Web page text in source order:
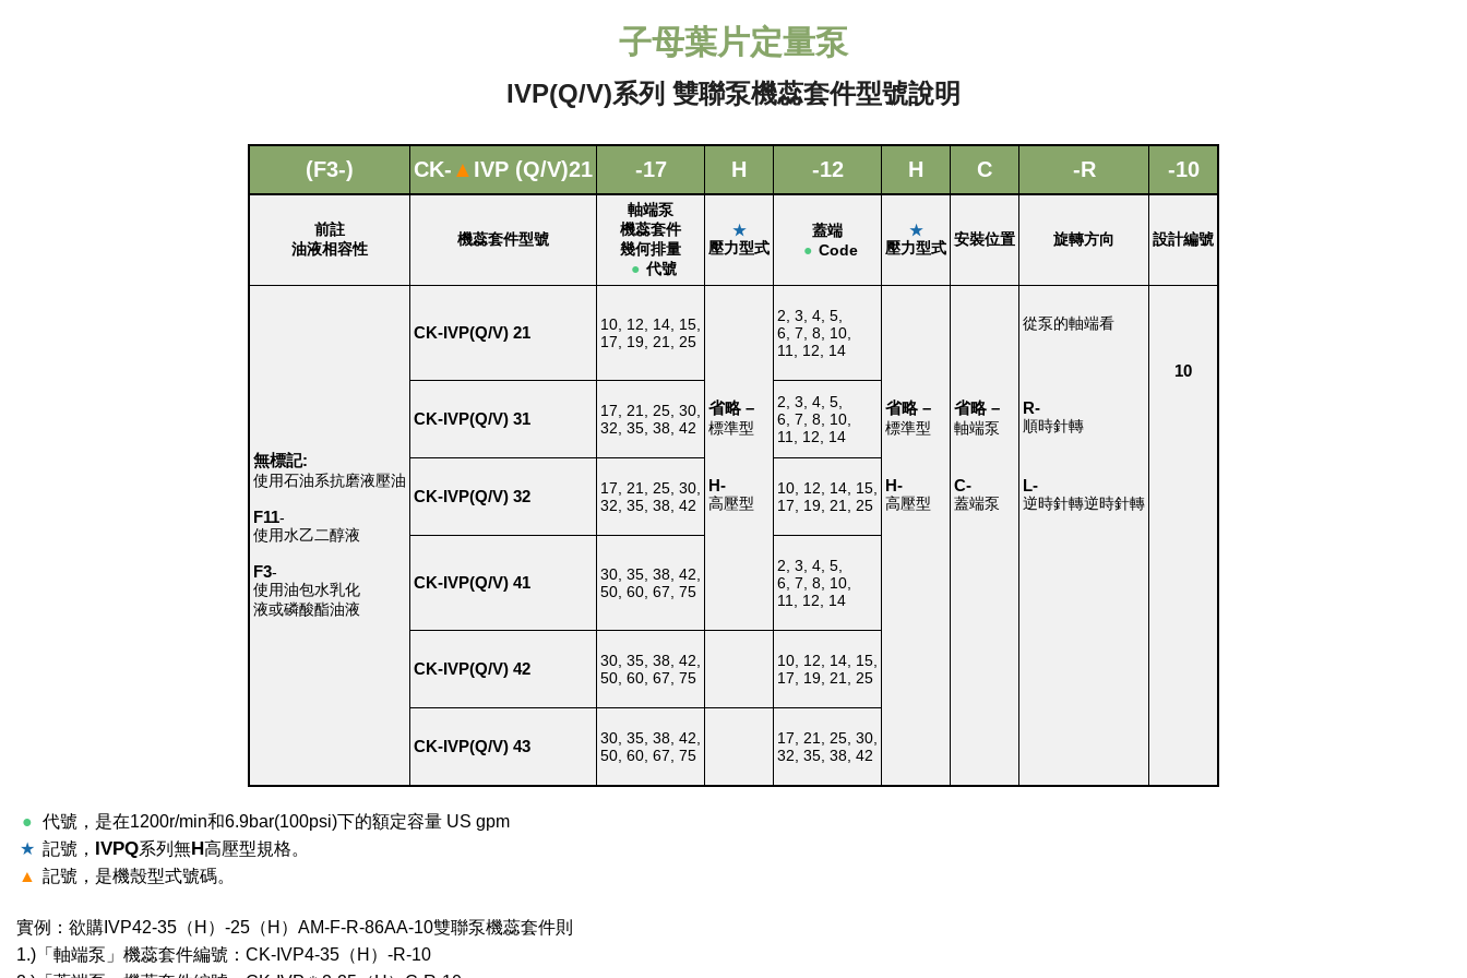
子母葉片定量泵
IVP(Q/V)系列 雙聯泵機蕊套件型號說明
(F3-) CK- ▲ IVP (Q/V)21 -17 H -12 H C -R -10
前註
油液相容性
機蕊套件型號
軸端泵
機蕊套件
幾何排量
● 代號
★
壓力型式
蓋端
● Code
★
壓力型式 安裝位置 旋轉方向 設計編號
無標記:
使用石油系抗磨液壓油
F11-
使用水乙二醇液
F3-
使用油包水乳化
液或磷酸酯油液
CK-IVP(Q/V) 21
10, 12, 14, 15,
17, 19, 21, 25
2, 3, 4, 5,
6, 7, 8, 10,
11, 12, 14
從泵的軸端看
10
CK-IVP(Q/V) 31
17, 21, 25, 30,
32, 35, 38, 42
省略 –
標準型
2, 3, 4, 5,
6, 7, 8, 10,
11, 12, 14
省略 –
標準型
省略 –
軸端泵
R-
順時針轉
CK-IVP(Q/V) 32
17, 21, 25, 30,
32, 35, 38, 42
H-
高壓型
10, 12, 14, 15,
17, 19, 21, 25
H-
高壓型
C-
蓋端泵
L-
逆時針轉逆時針轉
CK-IVP(Q/V) 41
30, 35, 38, 42,
50, 60, 67, 75
2, 3, 4, 5,
6, 7, 8, 10,
11, 12, 14
CK-IVP(Q/V) 42
30, 35, 38, 42,
50, 60, 67, 75
10, 12, 14, 15,
17, 19, 21, 25
CK-IVP(Q/V) 43
30, 35, 38, 42,
50, 60, 67, 75
17, 21, 25, 30,
32, 35, 38, 42
● 代號，是在1200r/min和6.9bar(100psi)下的額定容量 US gpm
★ 記號， IVPQ系列無H高壓型規格。
▲ 記號，是機殼型式號碼。
實例：欲購IVP42-35（H）-25（H）AM-F-R-86AA-10雙聯泵機蕊套件則
1.)「軸端泵」機蕊套件編號：CK-IVP4-35（H）-R-10